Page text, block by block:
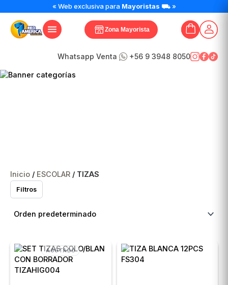
« Web exclusiva para Mayoristas ⛟ »
Zona Mayorista
Whatsapp Venta +56 9 3948 8050
Inicio / ESCOLAR / TIZAS
Filtros
AGOTADO